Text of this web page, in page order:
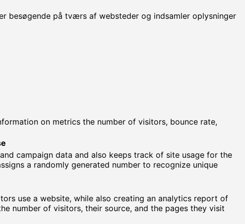
besøgende på tværs af websteder og indsamler oplysninger
on metrics the number of visitors, bounce rate,
campaign data and also keeps track of site usage for the
a randomly generated number to recognize unique
use a website, while also creating an analytics report of
number of visitors, their source, and the pages they visit